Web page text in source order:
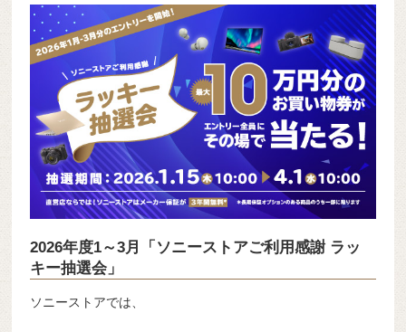
2026年度1～3月「ソニーストアご利用感謝 ラッ
キー抽選会」
ソニーストアでは、